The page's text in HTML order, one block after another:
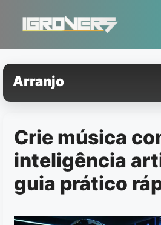
conteúdo
Arranjo
Crie música
inteligência
guia prático